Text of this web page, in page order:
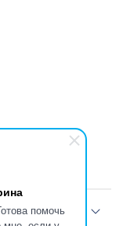
помочь